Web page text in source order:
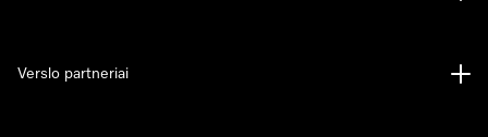
Verslo partneriai